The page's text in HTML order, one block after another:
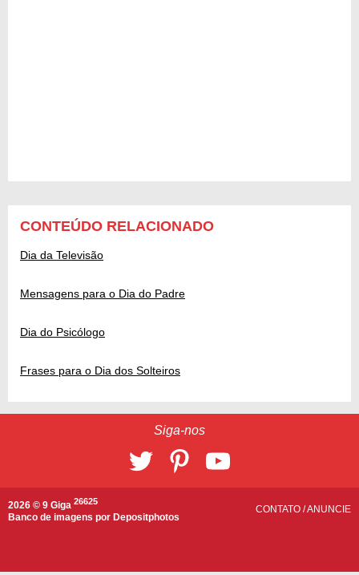
CONTEÚDO RELACIONADO
Dia da Televisão
Mensagens para o Dia do Padre
Dia do Psicólogo
Frases para o Dia dos Solteiros
Siga-nos
2026 © 9 Giga 26625
Banco de imagens por Depositphotos
CONTATO /ANUNCIE